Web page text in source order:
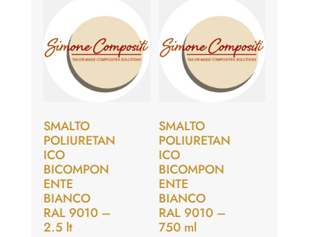
SMALTO
POLIURETAN
ICO
BICOMPON
ENTE
BIANCO
RAL 9010 –
2.5 lt
SMALTO
POLIURETAN
ICO
BICOMPON
ENTE
BIANCO
RAL 9010 –
750 ml